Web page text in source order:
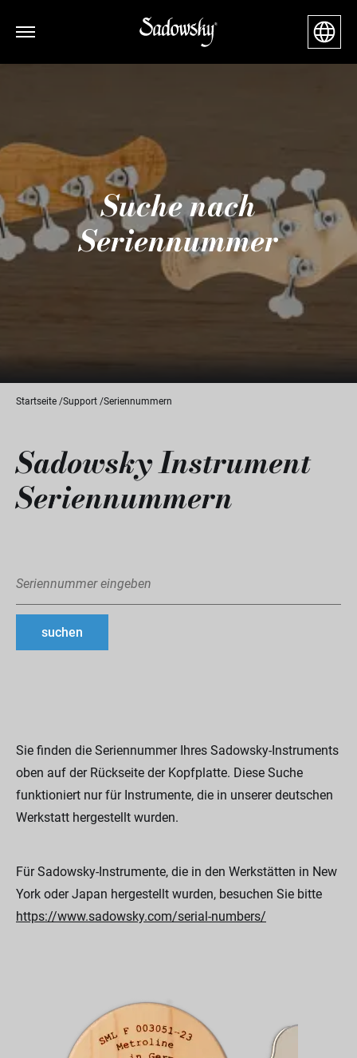
Suche nach
Seriennummer
Startseite Support Seriennummern
Sadowsky Instrument
Seriennummern
Sie finden die Seriennummer Ihres Sadowsky-Instruments
oben auf der Rückseite der Kopfplatte. Diese Suche
funktioniert nur für Instrumente, die in unserer deutschen
Werkstatt hergestellt wurden.
Für Sadowsky-Instrumente, die in den Werkstätten in New
York oder Japan hergestellt wurden, besuchen Sie bitte
https://www.sadowsky.com/serial-numbers/